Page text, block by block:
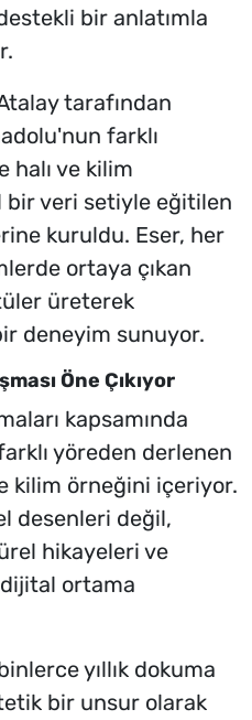
bir anlatımla
tarafından
farklı
halı ve kilim
bir veri setiyle eğitilen
kuruldu. Eser, her
ortaya çıkan
üreterek
deneyim sunuyor.
Öne Çıkıyor
kapsamında
yöreden derlenen
kilim örneğini içeriyor.
desenleri değil,
hikayeleri ve
ortama
yıllık dokuma
bir unsur olarak